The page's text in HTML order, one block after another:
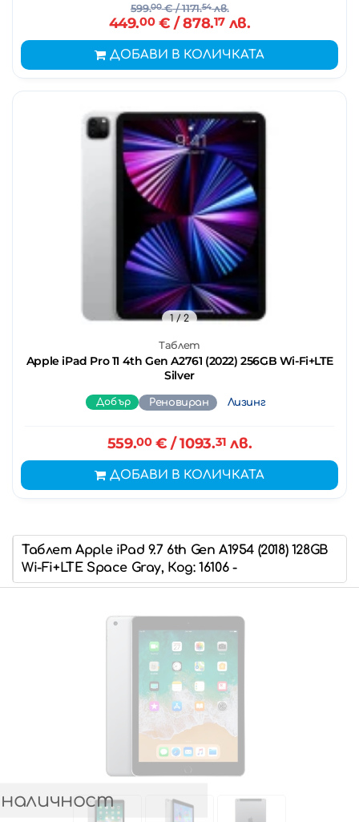
599.00€/ 1171.54лв.
449.00€ / 878.17лв.
ДОБАВИ В КОЛИЧКАТА
Таблет
Apple iPad Pro 11 4th Gen A2761 (2022) 256GB Wi-Fi+LTE
Silver
1/ 2
Добър Реновиран Лизинг
559.00€ / 1093.31 лв.
ДОБАВИ В КОЛИЧКАТА
Таблет Apple iPad 9.7 6th Gen A1954 (2018) 128GB
Wi-Fi+LTE Space Gray, Код: 16106 -